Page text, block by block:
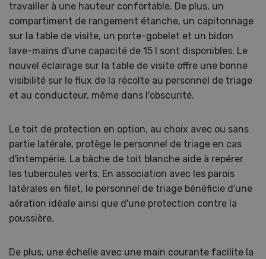
travailler à une hauteur confortable. De plus, un
compartiment de rangement étanche, un capitonnage
sur la table de visite, un porte-gobelet et un bidon
lave-mains d'une capacité de 15 l sont disponibles. Le
nouvel éclairage sur la table de visite offre une bonne
visibilité sur le flux de la récolte au personnel de triage
et au conducteur, même dans l'obscurité.
Le toit de protection en option, au choix avec ou sans
partie latérale, protège le personnel de triage en cas
d'intempérie. La bâche de toit blanche aide à repérer
les tubercules verts. En association avec les parois
latérales en filet, le personnel de triage bénéficie d'une
aération idéale ainsi que d'une protection contre la
poussière.
De plus, une échelle avec une main courante facilite la